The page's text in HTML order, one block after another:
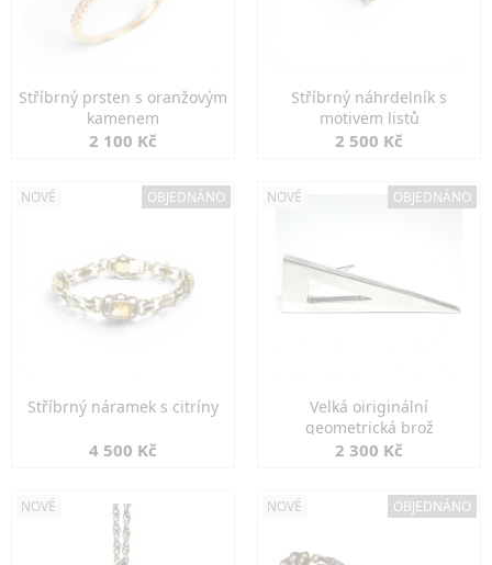
Stříbrný prsten s oranžovým
kamenem
2 100 Kč
Stříbrný náhrdelník s
motivem listů
2 500 Kč
NOVÉ OBJEDNÁNO
Stříbrný náramek s citríny
4 500 Kč
NOVÉ OBJEDNÁNO
Velká oiriginální
geometrická brož
2 300 Kč
NOVÉ NOVÉ OBJEDNÁNO